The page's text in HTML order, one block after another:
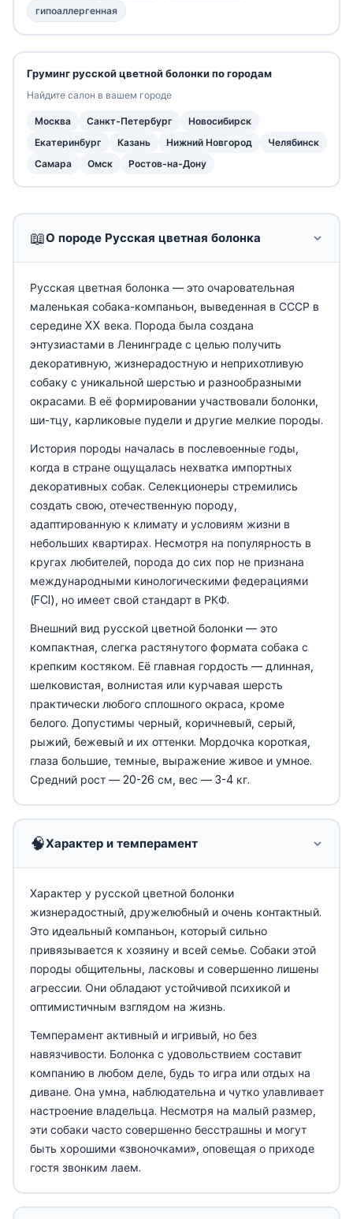
📖О породе Русская цветная болонка
Русская цветная болонка — это очаровательная
маленькая собака-компаньон, выведенная в СССР в
середине XX века. Порода была создана
энтузиастами в Ленинграде с целью получить
декоративную, жизнерадостную и неприхотливую
собаку с уникальной шерстью и разнообразными
окрасами. В её формировании участвовали болонки,
ши-тцу, карликовые пудели и другие мелкие породы.
История породы началась в послевоенные годы,
когда в стране ощущалась нехватка импортных
декоративных собак. Селекционеры стремились
создать свою, отечественную породу,
адаптированную к климату и условиям жизни в
небольших квартирах. Несмотря на популярность в
кругах любителей, порода до сих пор не признана
международными кинологическими федерациями
(FCI), но имеет свой стандарт в РКФ.
Внешний вид русской цветной болонки — это
компактная, слегка растянутого формата собака с
крепким костяком. Её главная гордость — длинная,
шелковистая, волнистая или курчавая шерсть
практически любого сплошного окраса, кроме
белого. Допустимы черный, коричневый, серый,
рыжий, бежевый и их оттенки. Мордочка короткая,
глаза большие, темные, выражение живое и умное.
Средний рост — 20-26 см, вес — 3-4 кг.
🧠Характер и темперамент
Характер у русской цветной болонки
жизнерадостный, дружелюбный и очень контактный.
Это идеальный компаньон, который сильно
привязывается к хозяину и всей семье. Собаки этой
породы общительны, ласковы и совершенно лишены
агрессии. Они обладают устойчивой психикой и
оптимистичным взглядом на жизнь.
Темперамент активный и игривый, но без
навязчивости. Болонка с удовольствием составит
компанию в любом деле, будь то игра или отдых на
диване. Она умна, наблюдательна и чутко улавливает
настроение владельца. Несмотря на малый размер,
эти собаки часто совершенно бесстрашны и могут
быть хорошими «звоночками», оповещая о приходе
гостя звонким лаем.
гипоаллергенная
Груминг русской цветной болонки по городам
Найдите салон в вашем городе
Москва Санкт-Петербург
Новосибирск
Екатеринбург
Казань Нижний Новгород
Челябинск
Самара
Омск Ростов-на-Дону